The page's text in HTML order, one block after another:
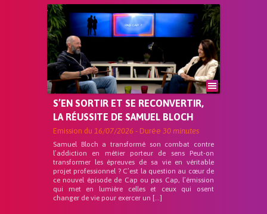
S’EN SORTIR ET SE RECONVERTIR,
LA RÉUSSITE DE SAMUEL BLOCH
Emission du 16/07/2026 - Durée 30 minutes
Samuel Bloch a transformé son combat contre
l’addiction en métier porteur de sens Peut-on
transformer les épreuves de sa vie en véritable
projet professionnel ? C’est la question au cœur de
ce nouvel épisode de Cap ou pas Cap, l’émission
qui met en lumière celles et ceux qui osent
changer de vie pour exercer un […]